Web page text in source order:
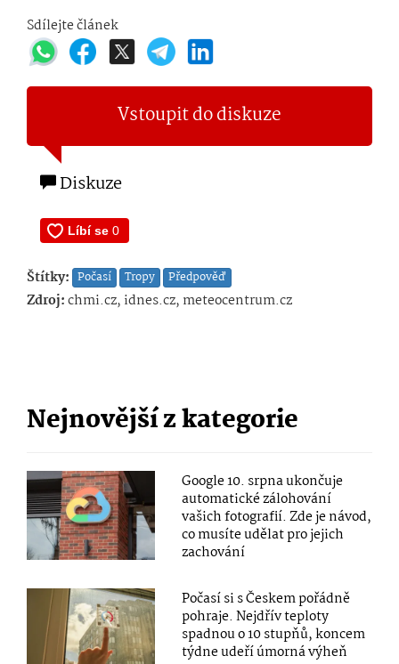
Sdílejte článek
Vstoupit do diskuze
Diskuze
Štítky: Počasí Tropy Předpověď
Zdroj:chmi.cz, idnes.cz, meteocentrum.cz
Nejnovější z kategorie
Google 10. srpna ukončuje
automatické zálohování
vašich fotografií. Zde je návod,
co musíte udělat pro jejich
zachování
Počasí si s Českem pořádně
pohraje. Nejdřív teploty
spadnou o 10 stupňů, koncem
týdne udeří úmorná výheň